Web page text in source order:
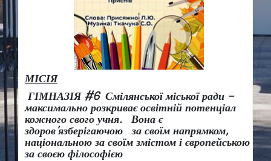
МІСІЯ
ГІМНАЗІЯ #6 Смілянської міської ради –
максимально розкриває освітній потенціал
кожного свого учня.
Вона є
здоров’язберігаючою за своїм напрямком,
національною за своїм змістом і європейською
за своєю філософією